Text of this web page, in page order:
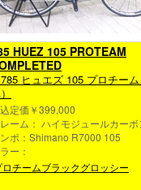
HUEZ 105 PROTEAM
785 ヒュエズ 105 プロチー
定価￥399,000
ーム： ハイモジュールカーボ
ポ：Shimano R7000 105
ー：
ロチームブラックグロッシー